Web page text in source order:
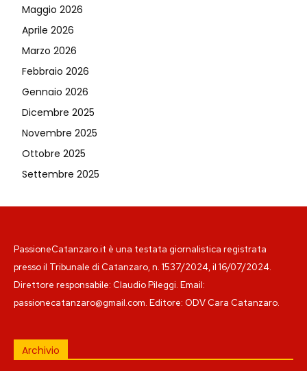
Maggio 2026
Aprile 2026
Marzo 2026
Febbraio 2026
Gennaio 2026
Dicembre 2025
Novembre 2025
Ottobre 2025
Settembre 2025
PassioneCatanzaro.it è una testata giornalistica registrata
presso il Tribunale di Catanzaro, n. 1537/2024, il 16/07/2024.
Direttore responsabile: Claudio Pileggi. Email:
passionecatanzaro@gmail.com. Editore: ODV Cara Catanzaro.
Archivio